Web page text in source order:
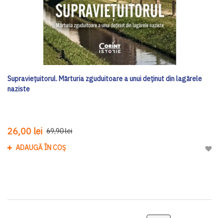
Supraviețuitorul. Mărturia zguduitoare a unui deținut din lagărele
naziste
26,00 lei 69,90 lei
ADAUGĂ ÎN COȘ